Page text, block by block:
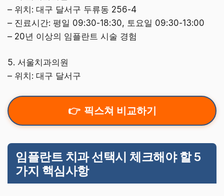
– 위치: 대구 달서구 두류동 256-4
– 진료시간: 평일 09:30-18:30, 토요일 09:30-13:00
– 20년 이상의 임플란트 시술 경험
5. 서울치과의원
– 위치: 대구 달서구
픽스쳐 비교하기
임플란트 치과 선택시 체크해야 할 5
가지 핵심사항